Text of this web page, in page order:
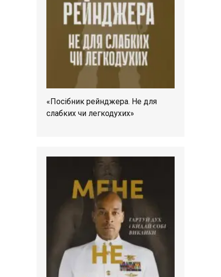
«Посібник рейнджера. Не для
слабких чи легкодухих»